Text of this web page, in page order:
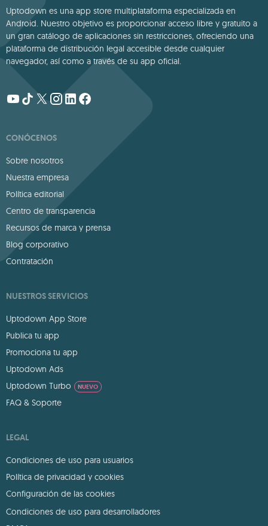
Uptodown es una app store multiplataforma especializada en
Android. Nuestro objetivo es proporcionar acceso libre y gratuito a
un gran catálogo de aplicaciones sin restricciones, ofreciendo una
plataforma de distribución legal accesible desde cualquier
navegador, así como a través de su app oficial.
CONÓCENOS
Sobre nosotros
Nuestra empresa
Política editorial
Centro de transparencia
Recursos de marca y prensa
Blog corporativo
Contratación
NUESTROS SERVICIOS
Uptodown App Store
Publica tu app
Promociona tu app
Uptodown Ads
Uptodown Turbo
NUEVO
FAQ & Soporte
LEGAL
Condiciones de uso para usuarios
Política de privacidad y cookies
Configuración de las cookies
Condiciones de uso para desarrolladores